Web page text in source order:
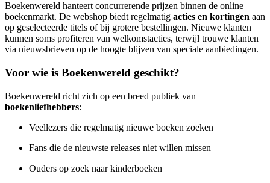
Boekenwereld hanteert concurrerende prijzen binnen de online
boekenmarkt. De webshop biedt regelmatig acties en kortingen aan
op geselecteerde titels of bij grotere bestellingen. Nieuwe klanten
kunnen soms profiteren van welkomstacties, terwijl trouwe klanten
via nieuwsbrieven op de hoogte blijven van speciale aanbiedingen.
Voor wie is Boekenwereld geschikt?
Boekenwereld richt zich op een breed publiek van
boekenliefhebbers:
Veellezers die regelmatig nieuwe boeken zoeken
Fans die de nieuwste releases niet willen missen
Ouders op zoek naar kinderboeken